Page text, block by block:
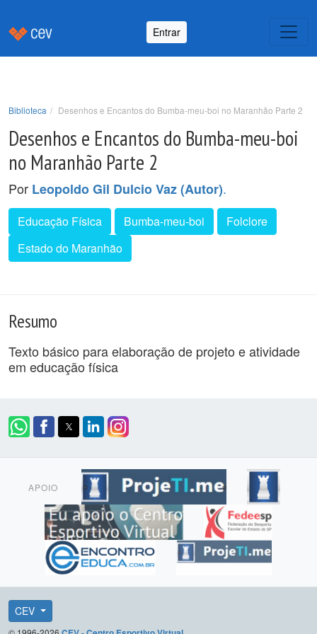
Entrar
Biblioteca Desenhos e Encantos do Bumba-meu-boi no Maranhão Parte 2
Desenhos e Encantos do Bumba-meu-boi
no Maranhão Parte 2
Por Leopoldo Gil Dulcio Vaz (Autor).
Educação Física Bumba-meu-boi
Folclore
Estado do Maranhão
Resumo
Texto básico para elaboração de projeto e atividade
em educação física
APOIO
CEV